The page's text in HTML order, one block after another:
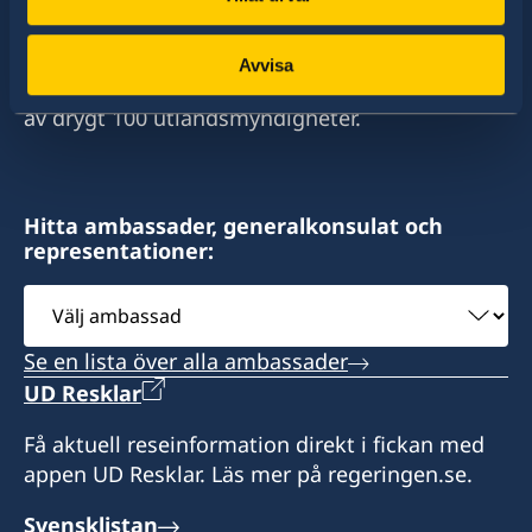
Avvisa
stort sett alla stater i världen. I ungefär hälften
av dessa stater har Sverige ambassader och
konsulat. Sveriges utrikesrepresentation består
av drygt 100 utlandsmyndigheter.
Hitta ambassader, generalkonsulat och
representationer:
Välj
ambassad
Se en lista över alla ambassader
UD Resklar
Få aktuell reseinformation direkt i fickan med
appen UD Resklar. Läs mer på regeringen.se.
Svensklistan